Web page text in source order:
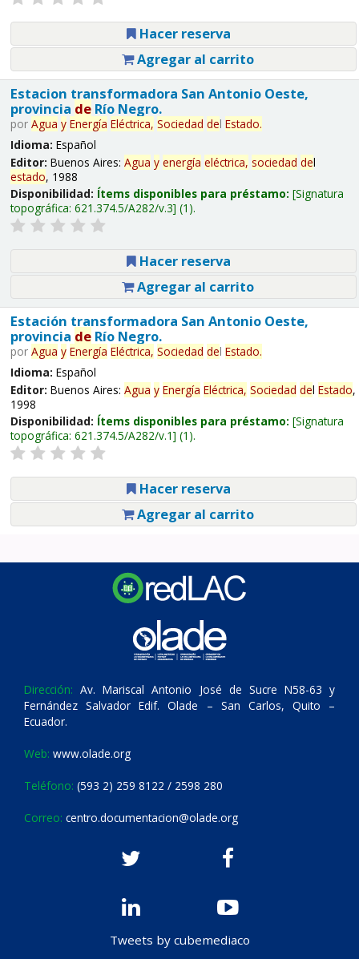
Hacer reserva
Agregar al carrito
Estacion transformadora San Antonio Oeste,
provincia deRío Negro.
por Agua y Energía Eléctrica, Sociedad del Estado.
Idioma: Español
Editor: Buenos Aires: Agua y energía eléctrica, sociedad del
estado, 1988
Disponibilidad: Ítems disponibles para préstamo: Signatura
topográfica: 621.374.5/A282/v.3 (1).
Hacer reserva
Agregar al carrito
Estación transformadora San Antonio Oeste,
provincia deRío Negro.
por Agua y Energía Eléctrica, Sociedad del Estado.
Idioma: Español
Editor: Buenos Aires: Agua y Energía Eléctrica, Sociedad del Estado,
1998
Disponibilidad: Ítems disponibles para préstamo: Signatura
topográfica: 621.374.5/A282/v.1 (1).
Hacer reserva
Agregar al carrito
Dirección: Av. Mariscal Antonio José de Sucre N58-63 y
Fernández Salvador Edif. Olade – San Carlos, Quito –
Ecuador.
Web: www.olade.org
Teléfono: (593 2) 259 8122 / 2598 280
Correo: centro.documentacion@olade.org
Tweets by cubemediaco